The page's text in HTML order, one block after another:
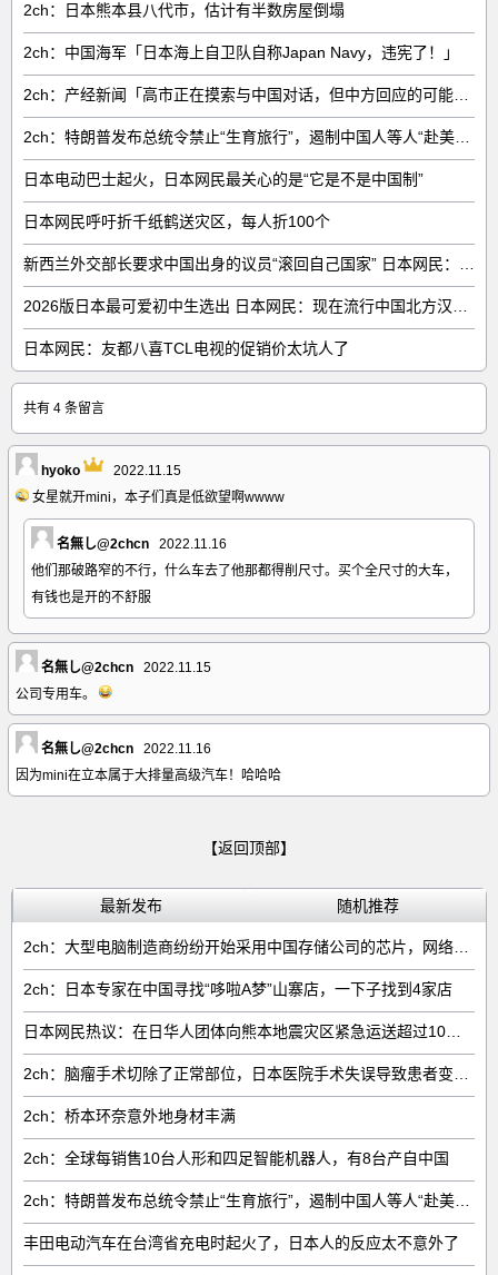
2ch：日本熊本县八代市，估计有半数房屋倒塌
2ch：中国海军「日本海上自卫队自称Japan Navy，违宪了！」
日本电动巴士起火，日本网民最关心的是“它是不是中国制”
日本网民呼吁折千纸鹤送灾区，每人折100个
日本网民：友都八喜TCL电视的促销价太坑人了
共有 4 条留言
hyoko
2022.11.15
女星就开mini，本子们真是低欲望啊wwww
名無し@2chcn
2022.11.16
他们那破路窄的不行，什么车去了他那都得削尺寸。买个全尺寸的大车，
有钱也是开的不舒服
名無し@2chcn
2022.11.15
公司专用车。
名無し@2chcn
2022.11.16
因为mini在立本属于大排量高级汽车！哈哈哈
【返回顶部】
最新发布 随机推荐
2ch：日本专家在中国寻找“哆啦A梦”山寨店，一下子找到4家店
2ch：桥本环奈意外地身材丰满
2ch：全球每销售‌10台人形和四足智能机器人‌，有‌8台‌产自中国
丰田电动汽车在台湾省充电时起火了，日本人的反应太不意外了